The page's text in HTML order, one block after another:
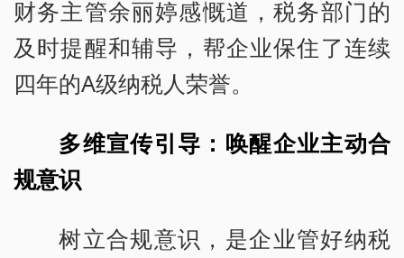
财务主管余丽婷感慨道，税务部门的
及时提醒和辅导，帮企业保住了连续
四年的A级纳税人荣誉。
多维宣传引导：唤醒企业主动合
规意识
树立合规意识，是企业管好纳税